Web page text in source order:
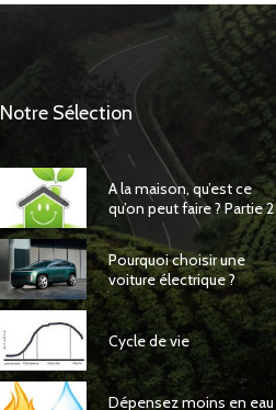
Notre Sélection
A la maison, qu’est ce
qu’on peut faire ? Partie 2
Pourquoi choisir une
voiture électrique ?
Cycle de vie
Dépensez moins en eau